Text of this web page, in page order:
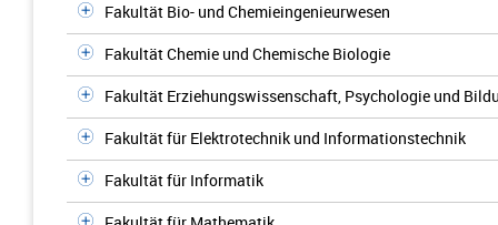
Fakultät Bio- und Chemieingenieurwesen
Fakultät Chemie und Chemische Biologie
Fakultät Erziehungswissenschaft, Psychologie und
Fakultät für Elektrotechnik und Informationstechnik
Fakultät für Informatik